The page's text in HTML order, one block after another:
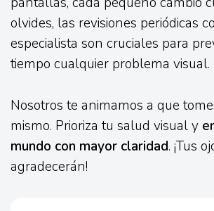
olvides, las revisiones periódicas
especialista son cruciales para
tiempo cualquier problema visual.
Nosotros te animamos a que
mismo. Prioriza tu salud visual y
mundo con mayor claridad. ¡Tus
agradecerán!